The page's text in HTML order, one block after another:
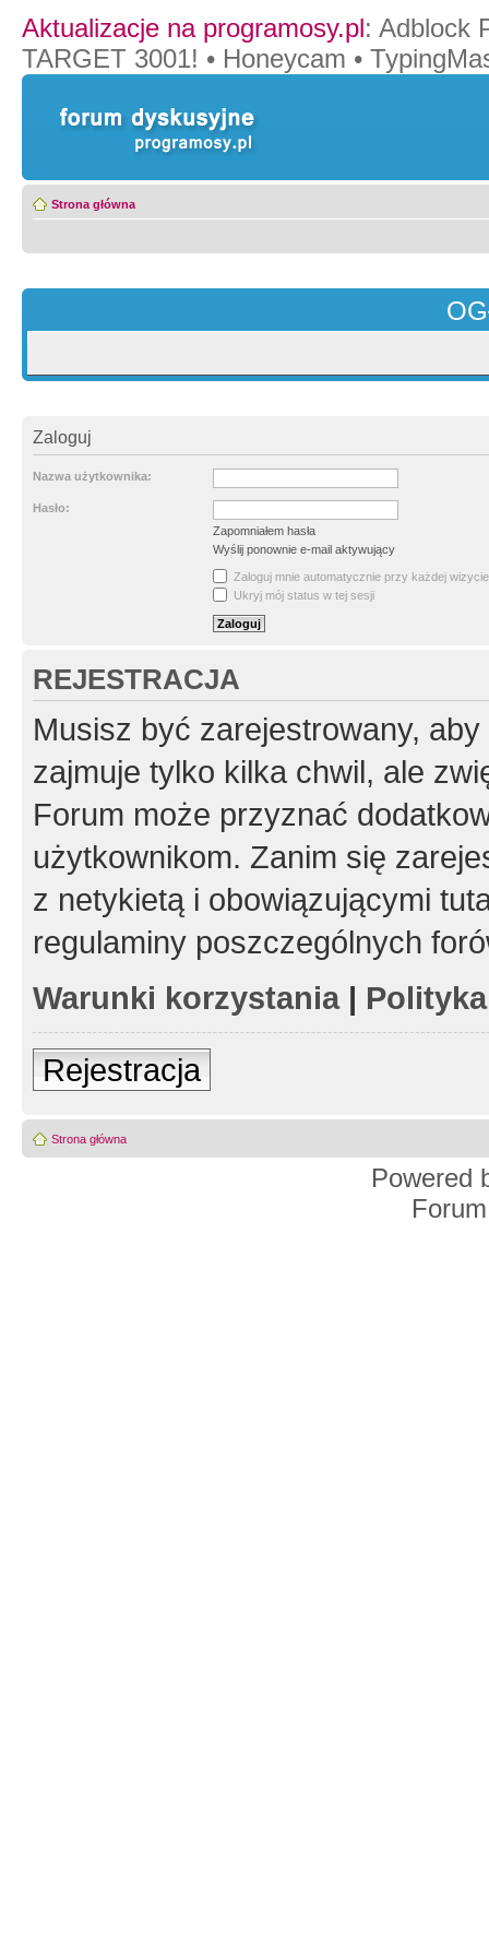
Aktualizacje na programosy.pl: Adblock
TARGET 3001! • Honeycam •
Strona główna
Zaloguj
Nazwa użytkownika:
Hasło:
Zapomniałem hasła
Wyślij ponownie e-mail aktywujący
Zaloguj mnie automatycznie przy każdej wizycie
Ukryj mój status w tej sesji
REJESTRACJA
Musisz być zarejestrowany,
zajmuje tylko kilka chwil, ale
Forum może przyznać
użytkownikom. Zanim się
z netykietą i obowiązującymi
regulaminy poszczególnych
Warunki korzystania|
Rejestracja
Strona główna
Powered